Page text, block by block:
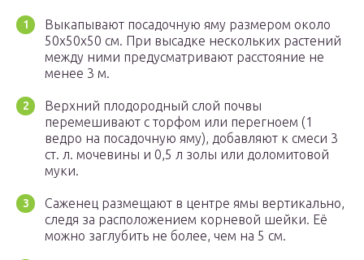
Выкапывают посадочную яму размером около
50х50х50 см. При высадке нескольких растений
между ними предусматривают расстояние не
менее 3 м.
Верхний плодородный слой почвы
перемешивают с торфом или перегноем (1
ведро на посадочную яму), добавляют к смеси 3
ст. л. мочевины и 0,5 л золы или доломитовой
муки.
Саженец размещают в центре ямы вертикально,
следя за расположением корневой шейки. Её
можно заглубить не более, чем на 5 см.